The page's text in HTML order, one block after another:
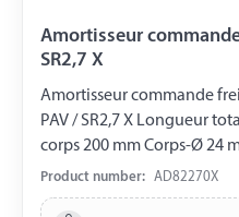
Amortisseur
SR2,7 X
Amortisseur commande
PAV / SR2,7 X Longueur
corps 200 mm Corps-Ø 24
Product number: AD82270X